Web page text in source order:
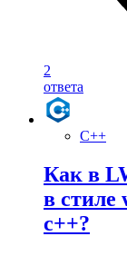
2
ответа
C++
Как в
в стиле
c++?